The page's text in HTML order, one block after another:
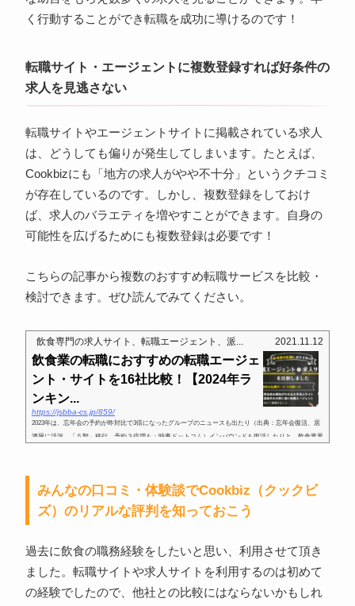
く行動することができ転職を成功に導けるのです！
転職サイト・エージェントに複数登録すれば好条件の
求人を見逃さない
転職サイトやエージェントサイトに掲載されている求人
は、どうしても偏りが発生してしまいます。たとえば、
Cookbizにも「地方の求人がやや不十分」というクチコミ
が存在しているのです。しかし、複数登録をしておけ
ば、求人のバラエティを増やすことができます。自身の
可能性を広げるためにも複数登録は必要です！
こちらの記事から複数のおすすめ転職サービスを比較・
検討できます。ぜひ読んでみてください。
飲食専門の求人サイト、転職エージェント、派... 2021.11.12
飲食業の転職におすすめの転職エージェ
ント・サイトを16社比較！【2024年ラ
ンキン...
https://jsbba-cs.jp/859/
2023年は、忘年会の予約が昨対比で3倍になったグループのニュースも出たり（出典：忘年会復活、居
酒屋に活況 「５類」移行、予約３倍増も：時事ドットコム）インバウンドも復活したりと、飲食業界
みんなの口コミ・体験談でCookbiz（クックビ
ズ）のリアルな評判を知っておこう
過去に飲食の職務経験をしたいと思い、利用させて頂き
ました。転職サイトや求人サイトを利用するのは初めて
の経験でしたので、他社との比較にはならないかもしれ